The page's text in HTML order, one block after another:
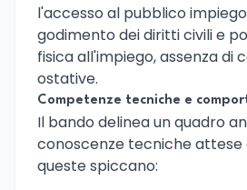
l'accesso al pubblico
godimento dei diritti civili e
fisica all'impiego, assenza di
ostative.
Competenze tecniche e
Il bando delinea un quadro
conoscenze tecniche attese
queste spiccano: